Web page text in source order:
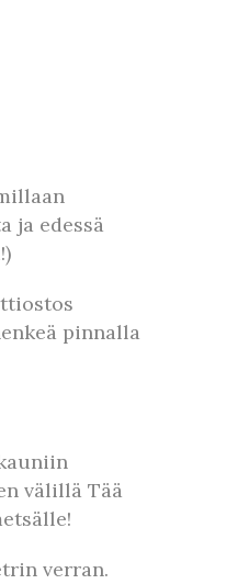
ja edessä
pinnalla
välillä Tää
verran.